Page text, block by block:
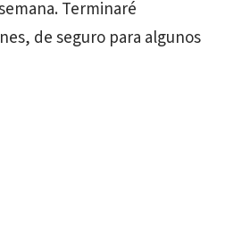
Terminaré
de seguro para algunos